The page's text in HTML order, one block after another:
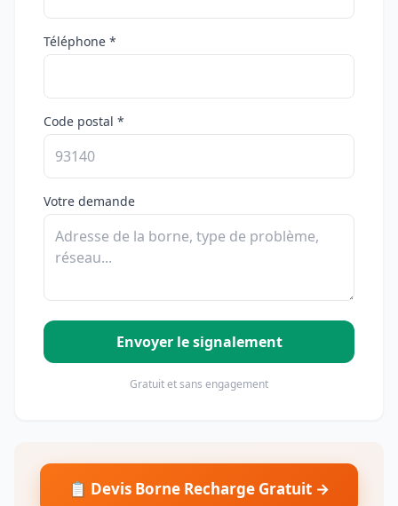
Téléphone *
Code postal *
Votre demande
Envoyer le signalement
Gratuit et sans engagement
📋 Devis Borne Recharge Gratuit →